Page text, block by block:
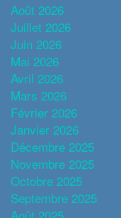
Août 2026
Juillet 2026
Juin 2026
Mai 2026
Avril 2026
Mars 2026
Février 2026
Janvier 2026
Décembre 2025
Novembre 2025
Octobre 2025
Septembre 2025